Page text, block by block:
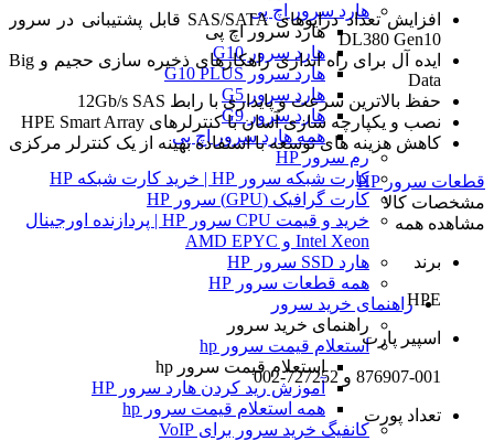
هارد سرور اچ پی
هارد سرور اچ پی
هارد سرور G10
هارد سرور G10 PLUS
هارد سرور G5
هارد سرور G9
همه هارد سرور اچ پی
رم سرور HP
کارت شبکه سرور HP | خرید کارت شبکه HP
کارت گرافیک (GPU) سرور HP
خرید و قیمت CPU سرور HP | پردازنده اورجینال
Intel Xeon و AMD EPYC
هارد SSD سرور HP
همه قطعات سرور HP
راهنمای خرید سرور
راهنمای خرید سرور
استعلام قیمت سرور hp
استعلام قیمت سرور hp
آموزش ريد كردن هارد سرور HP
همه استعلام قیمت سرور hp
کانفیگ خرید سرور برای VoIP
افزایش تعداد درایوهای SAS/SATA قابل پشتیبانی در سرور
DL380 Gen10
ایده آل برای راه اندازی راهکارهای ذخیره سازی حجیم و Big
Data
حفظ بالاترین سرعت و پایداری با رابط 12Gb/s SAS
نصب و یکپارچه سازی آسان با کنترلرهای HPE Smart Array
کاهش هزینه های توسعه با استفاده بهینه از یک کنترلر مرکزی
قطعات سرور HP
مشخصات کالا
مشاهده همه
برند
HPE
اسپیر پارت
876907-001 و 727252-002
تعداد پورت